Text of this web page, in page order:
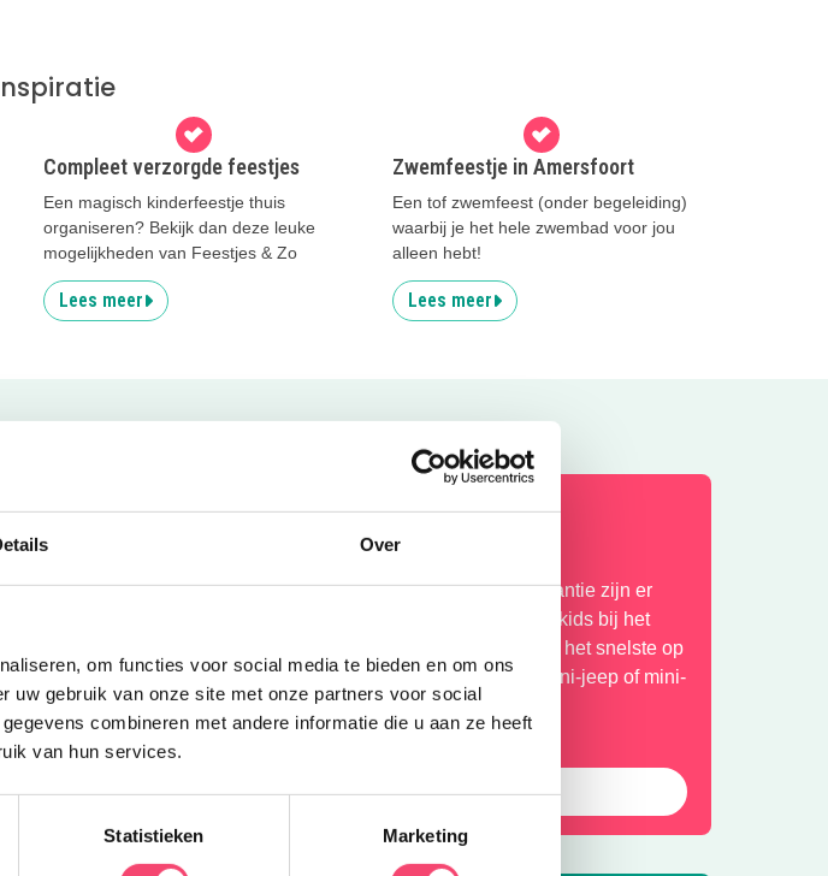
Over
om functies voor social media te bieden en om ons
uw gebruik van onze site met onze partners voor social
combineren met andere informatie die u aan ze heeft
van hun services.
Statistieken Marketing
Compleet verzorgde feestjes
Een magisch kinderfeestje thuis
organiseren? Bekijk dan deze leuke
mogelijkheden van Feestjes & Zo
Lees meer
Zwemfeestje in Amersfoort
Een tof zwemfeest (onder begeleiding)
waarbij je het hele zwembad voor jou
alleen hebt!
Lees meer
Zomervakantie bij het NMM
Klaar voor actie? In de zomervakantie zijn er
extra veel stoere activiteiten voor kids bij het
Nationaal Militair Museum. Wie is het snelste op
de stormbaan? Rijd zelf in een mini-jeep of mini-
quad en meer!
Bekijk het aanbod